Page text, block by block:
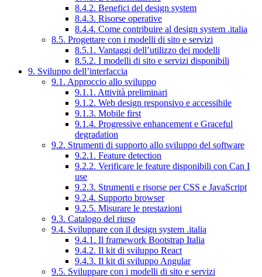
8.4.2. Benefici del design system
8.4.3. Risorse operative
8.4.4. Come contribuire al design system .italia
8.5. Progettare con i modelli di sito e servizi
8.5.1. Vantaggi dell’utilizzo dei modelli
8.5.2. I modelli di sito e servizi disponibili
9. Sviluppo dell’interfaccia
9.1. Approccio allo sviluppo
9.1.1. Attività preliminari
9.1.2. Web design responsivo e accessibile
9.1.3. Mobile first
9.1.4. Progressive enhancement e Graceful
degradation
9.2. Strumenti di supporto allo sviluppo del software
9.2.1. Feature detection
9.2.2. Verificare le feature disponibili con Can I
use
9.2.3. Strumenti e risorse per CSS e JavaScript
9.2.4. Supporto browser
9.2.5. Misurare le prestazioni
9.3. Catalogo del riuso
9.4. Sviluppare con il design system .italia
9.4.1. Il framework Bootstrap Italia
9.4.2. Il kit di sviluppo React
9.4.3. Il kit di sviluppo Angular
9.5. Sviluppare con i modelli di sito e servizi